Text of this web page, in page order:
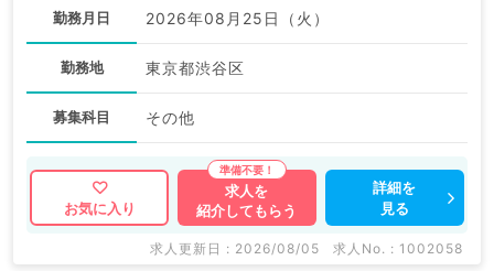
勤務月日 2026年08月25日（火）
勤務地 東京都渋谷区
募集科目 その他
お気に入り
求人を
紹介してもらう
詳細を
見る
求人更新日 : 2026/08/05 求人No. : 1002058